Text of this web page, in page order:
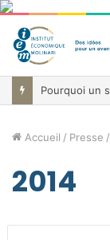
Accueil / Presse /
2014